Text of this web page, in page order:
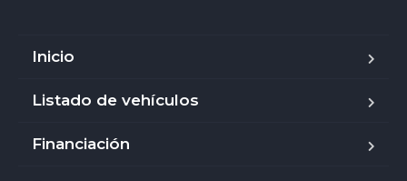
Inicio
Listado de vehículos
Financiación